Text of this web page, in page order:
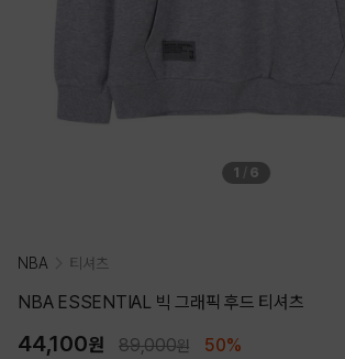
1 / 6
NBA 티셔츠
NBA ESSENTIAL 빅 그래픽 후드 티셔츠
44,100원 89,000원 50%